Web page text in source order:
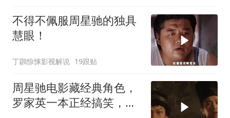
不得不佩服周星驰的独具
慧眼！
丁鸊惊悚影视解说 19跟贴
周星驰电影藏经典角色，
罗家英一本正经搞笑，星